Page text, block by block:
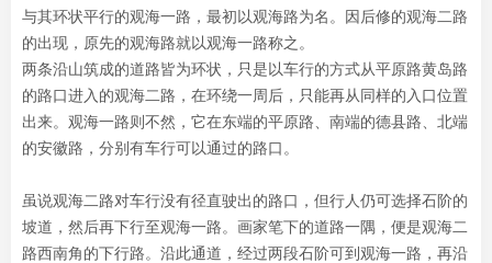
与其环状平行的观海一路，最初以观海路为名。因后修的观海二路
的出现，原先的观海路就以观海一路称之。
两条沿山筑成的道路皆为环状，只是以车行的方式从平原路黄岛路
的路口进入的观海二路，在环绕一周后，只能再从同样的入口位置
出来。观海一路则不然，它在东端的平原路、南端的德县路、北端
的安徽路，分别有车行可以通过的路口。
虽说观海二路对车行没有径直驶出的路口，但行人仍可选择石阶的
坡道，然后再下行至观海一路。画家笔下的道路一隅，便是观海二
路西南角的下行路。沿此通道，经过两段石阶可到观海一路，再沿